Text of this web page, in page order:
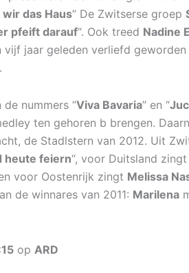
das Haus” De Zwitserse groep
pfeift darauf“. Ook treed Nadine
vijf jaar geleden verliefd
de nummers “Viva Bavaria” en “
ten gehoren b brengen.
de Stadlstern van 2012. Uit
heute feiern“, voor Duitsland zingt
voor Oostenrijk zingt Melissa
de winnares van 2011: Marilena
op ARD